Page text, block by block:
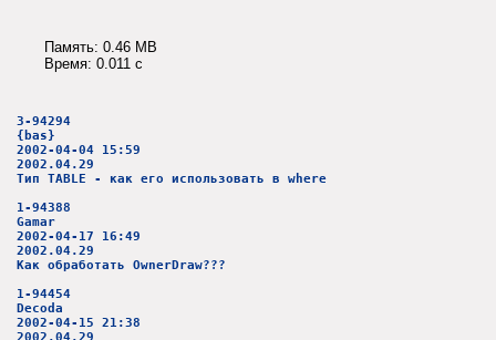
Память: 0.46 MB
Время: 0.011 c
3-94294
{bas}
2002-04-04 15:59
2002.04.29
Тип TABLE - как его использовать в where
1-94388
Gamar
2002-04-17 16:49
2002.04.29
Как обработать OwnerDraw???
1-94454
Decoda
2002-04-15 21:38